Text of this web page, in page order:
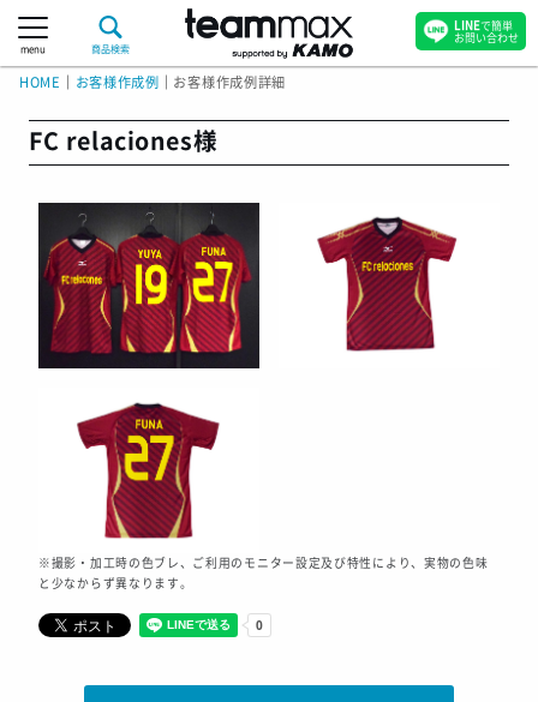
menu 商品検索
HOME お客様作成例 お客様作成例詳細
FC relaciones様
※撮影・加工時の色ブレ、ご利用のモニター設定及び特性により、実物の色味
と少なからず異なります。
LINEで簡単
お問い合わせ